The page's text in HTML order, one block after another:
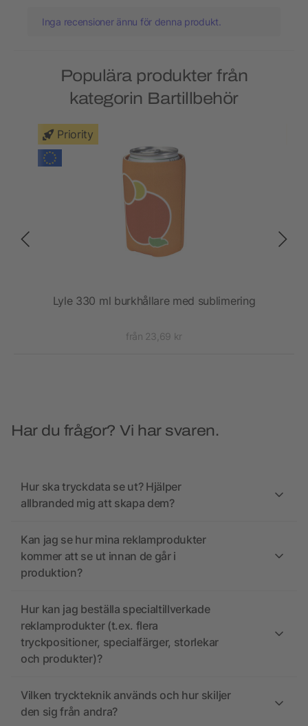
Inga recensioner ännu för denna produkt.
Populära produkter från
kategorin Bartillbehör
Priority
Lyle 330 ml burkhållare med sublimering
från 23,69 kr
Har du frågor? Vi har svaren.
Hur ska tryckdata se ut? Hjälper
allbranded mig att skapa dem?
Kan jag se hur mina reklamprodukter
kommer att se ut innan de går i
produktion?
Hur kan jag beställa specialtillverkade
reklamprodukter (t.ex. flera
tryckpositioner, specialfärger, storlekar
och produkter)?
Vilken tryckteknik används och hur skiljer
den sig från andra?